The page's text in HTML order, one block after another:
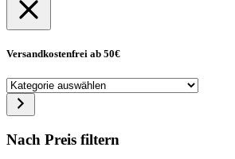
Versandkostenfrei ab 50€
Kategorie
auswählen
Nach Preis filtern